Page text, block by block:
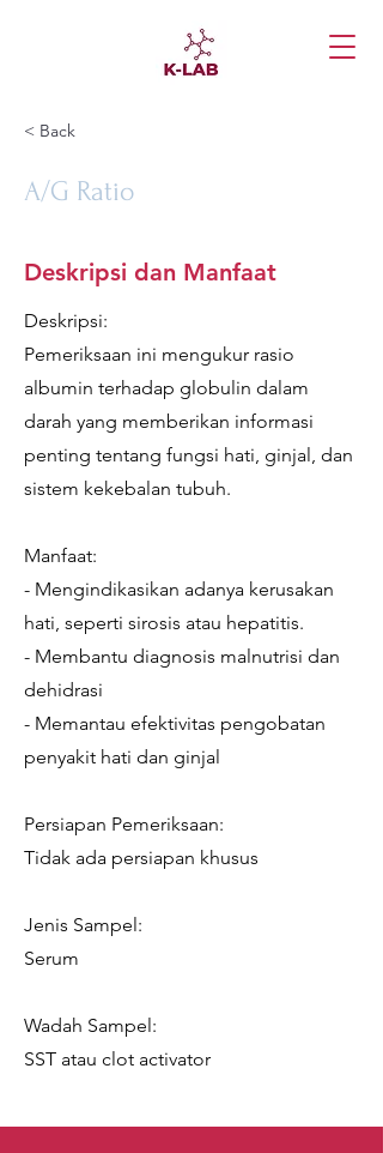
< Back
A/G Ratio
Deskripsi dan Manfaat
Deskripsi:
Pemeriksaan ini mengukur rasio
albumin terhadap globulin dalam
darah yang memberikan informasi
penting tentang fungsi hati, ginjal, dan
sistem kekebalan tubuh.
Manfaat:
- Mengindikasikan adanya kerusakan
hati, seperti sirosis atau hepatitis.
- Membantu diagnosis malnutrisi dan
dehidrasi
- Memantau efektivitas pengobatan
penyakit hati dan ginjal
Persiapan Pemeriksaan:
Tidak ada persiapan khusus
Jenis Sampel:
Serum
Wadah Sampel:
SST atau clot activator